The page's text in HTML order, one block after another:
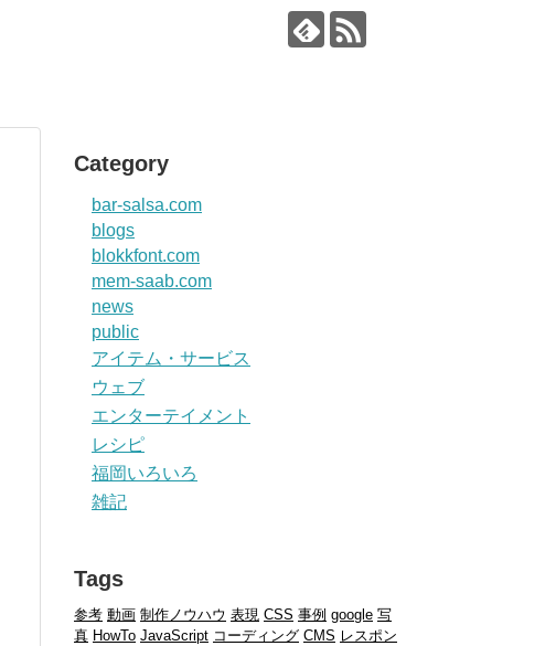
Category
bar-salsa.com
blogs
blokkfont.com
mem-saab.com
news
public
アイテム・サービス
ウェブ
エンターテイメント
レシピ
福岡いろいろ
雑記
Tags
参考 動画 制作ノウハウ 表現 CSS 事例 google 写
真 HowTo JavaScript コーディング CMS レスポン